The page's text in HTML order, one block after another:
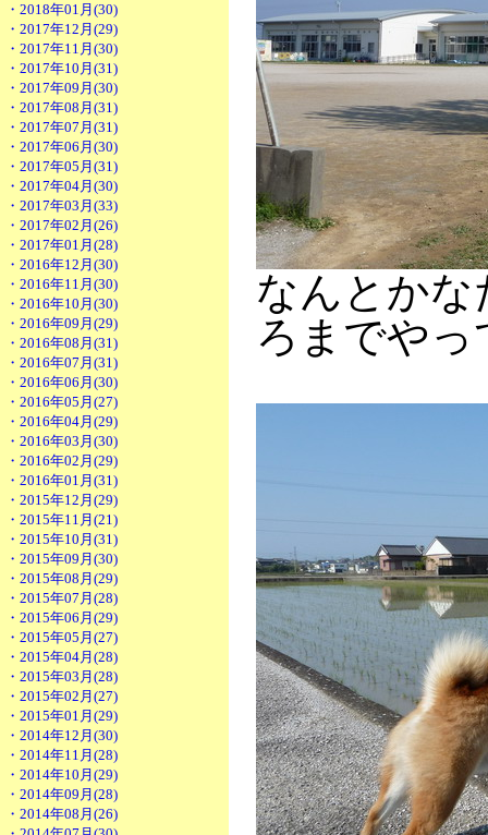
・2018年01月(30)
・2017年12月(29)
・2017年11月(30)
・2017年10月(31)
・2017年09月(30)
・2017年08月(31)
・2017年07月(31)
・2017年06月(30)
・2017年05月(31)
・2017年04月(30)
・2017年03月(33)
・2017年02月(26)
・2017年01月(28)
・2016年12月(30)
・2016年11月(30)
・2016年10月(30)
・2016年09月(29)
・2016年08月(31)
・2016年07月(31)
・2016年06月(30)
・2016年05月(27)
・2016年04月(29)
・2016年03月(30)
・2016年02月(29)
・2016年01月(31)
・2015年12月(29)
・2015年11月(21)
・2015年10月(31)
・2015年09月(30)
・2015年08月(29)
・2015年07月(28)
・2015年06月(29)
・2015年05月(27)
・2015年04月(28)
・2015年03月(28)
・2015年02月(27)
・2015年01月(29)
・2014年12月(30)
・2014年11月(28)
・2014年10月(29)
・2014年09月(28)
・2014年08月(26)
なんとかな
ろまでや